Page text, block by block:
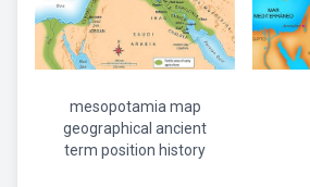
mesopotamia map
geographical ancient
term position history